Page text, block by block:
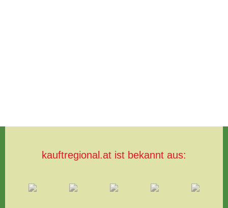
kauftregional.at ist bekannt aus: